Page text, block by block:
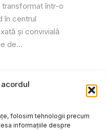
folosim tehnologii precum
informațiile despre
transformat într-o
în centrul
și convivială
de...